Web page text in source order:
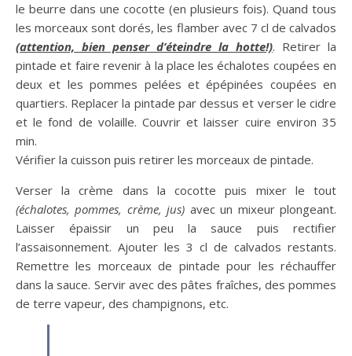
le beurre dans une cocotte (en plusieurs fois). Quand tous
les morceaux sont dorés, les flamber avec 7 cl de calvados
(attention, bien penser d’éteindre la hotte!). Retirer la
pintade et faire revenir à la place les échalotes coupées en
deux et les pommes pelées et épépinées coupées en
quartiers. Replacer la pintade par dessus et verser le cidre
et le fond de volaille. Couvrir et laisser cuire environ 35
min.
Vérifier la cuisson puis retirer les morceaux de pintade.
Verser la crème dans la cocotte puis mixer le tout
(échalotes, pommes, crème, jus) avec un mixeur plongeant.
Laisser épaissir un peu la sauce puis rectifier
l’assaisonnement. Ajouter les 3 cl de calvados restants.
Remettre les morceaux de pintade pour les réchauffer
dans la sauce. Servir avec des pâtes fraîches, des pommes
de terre vapeur, des champignons, etc.